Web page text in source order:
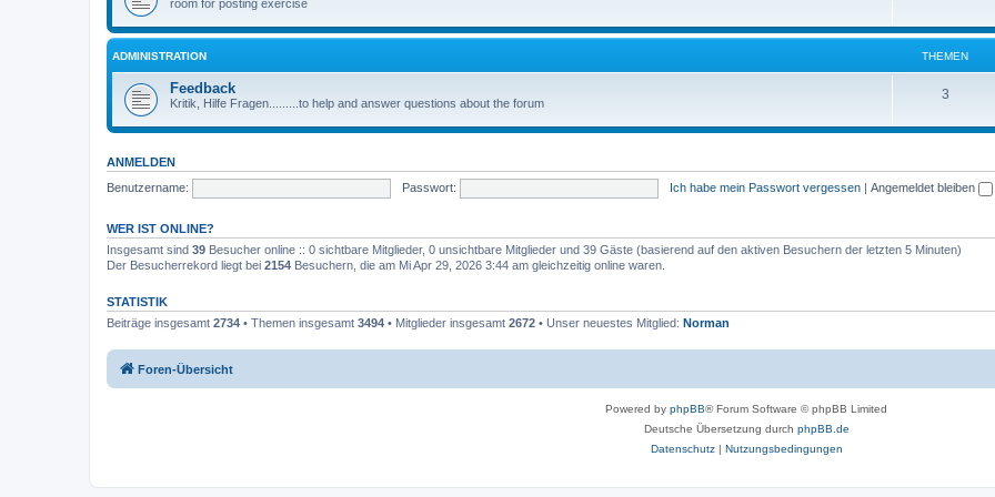
room for posting exercise
ADMINISTRATION THEMEN
Feedback
Kritik, Hilfe Fragen.........to help and answer questions about the forum
3
ANMELDEN
Benutzername:
Passwort: Ich habe mein Passwort vergessen | Angemeldet bleiben
WER IST ONLINE?
Insgesamt sind 39 Besucher online :: 0 sichtbare Mitglieder, 0 unsichtbare Mitglieder und 39 Gäste (basierend auf den aktiven Besuchern der letzten 5 Minuten)
Der Besucherrekord liegt bei 2154 Besuchern, die am Mi Apr 29, 2026 3:44 am gleichzeitig online waren.
STATISTIK
Beiträge insgesamt 2734 • Themen insgesamt 3494 • Mitglieder insgesamt 2672 • Unser neuestes Mitglied: Norman
Foren-Übersicht
Powered by phpBB® Forum Software © phpBB Limited
Deutsche Übersetzung durch phpBB.de
Datenschutz| Nutzungsbedingungen